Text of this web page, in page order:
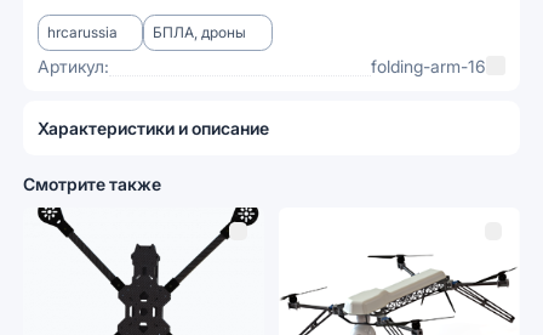
hrcarussia БПЛА, дроны
Артикул: folding-arm-16
Характеристики и описание
Смотрите также